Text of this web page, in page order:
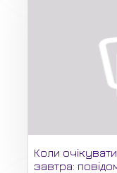
Коли
завтра: